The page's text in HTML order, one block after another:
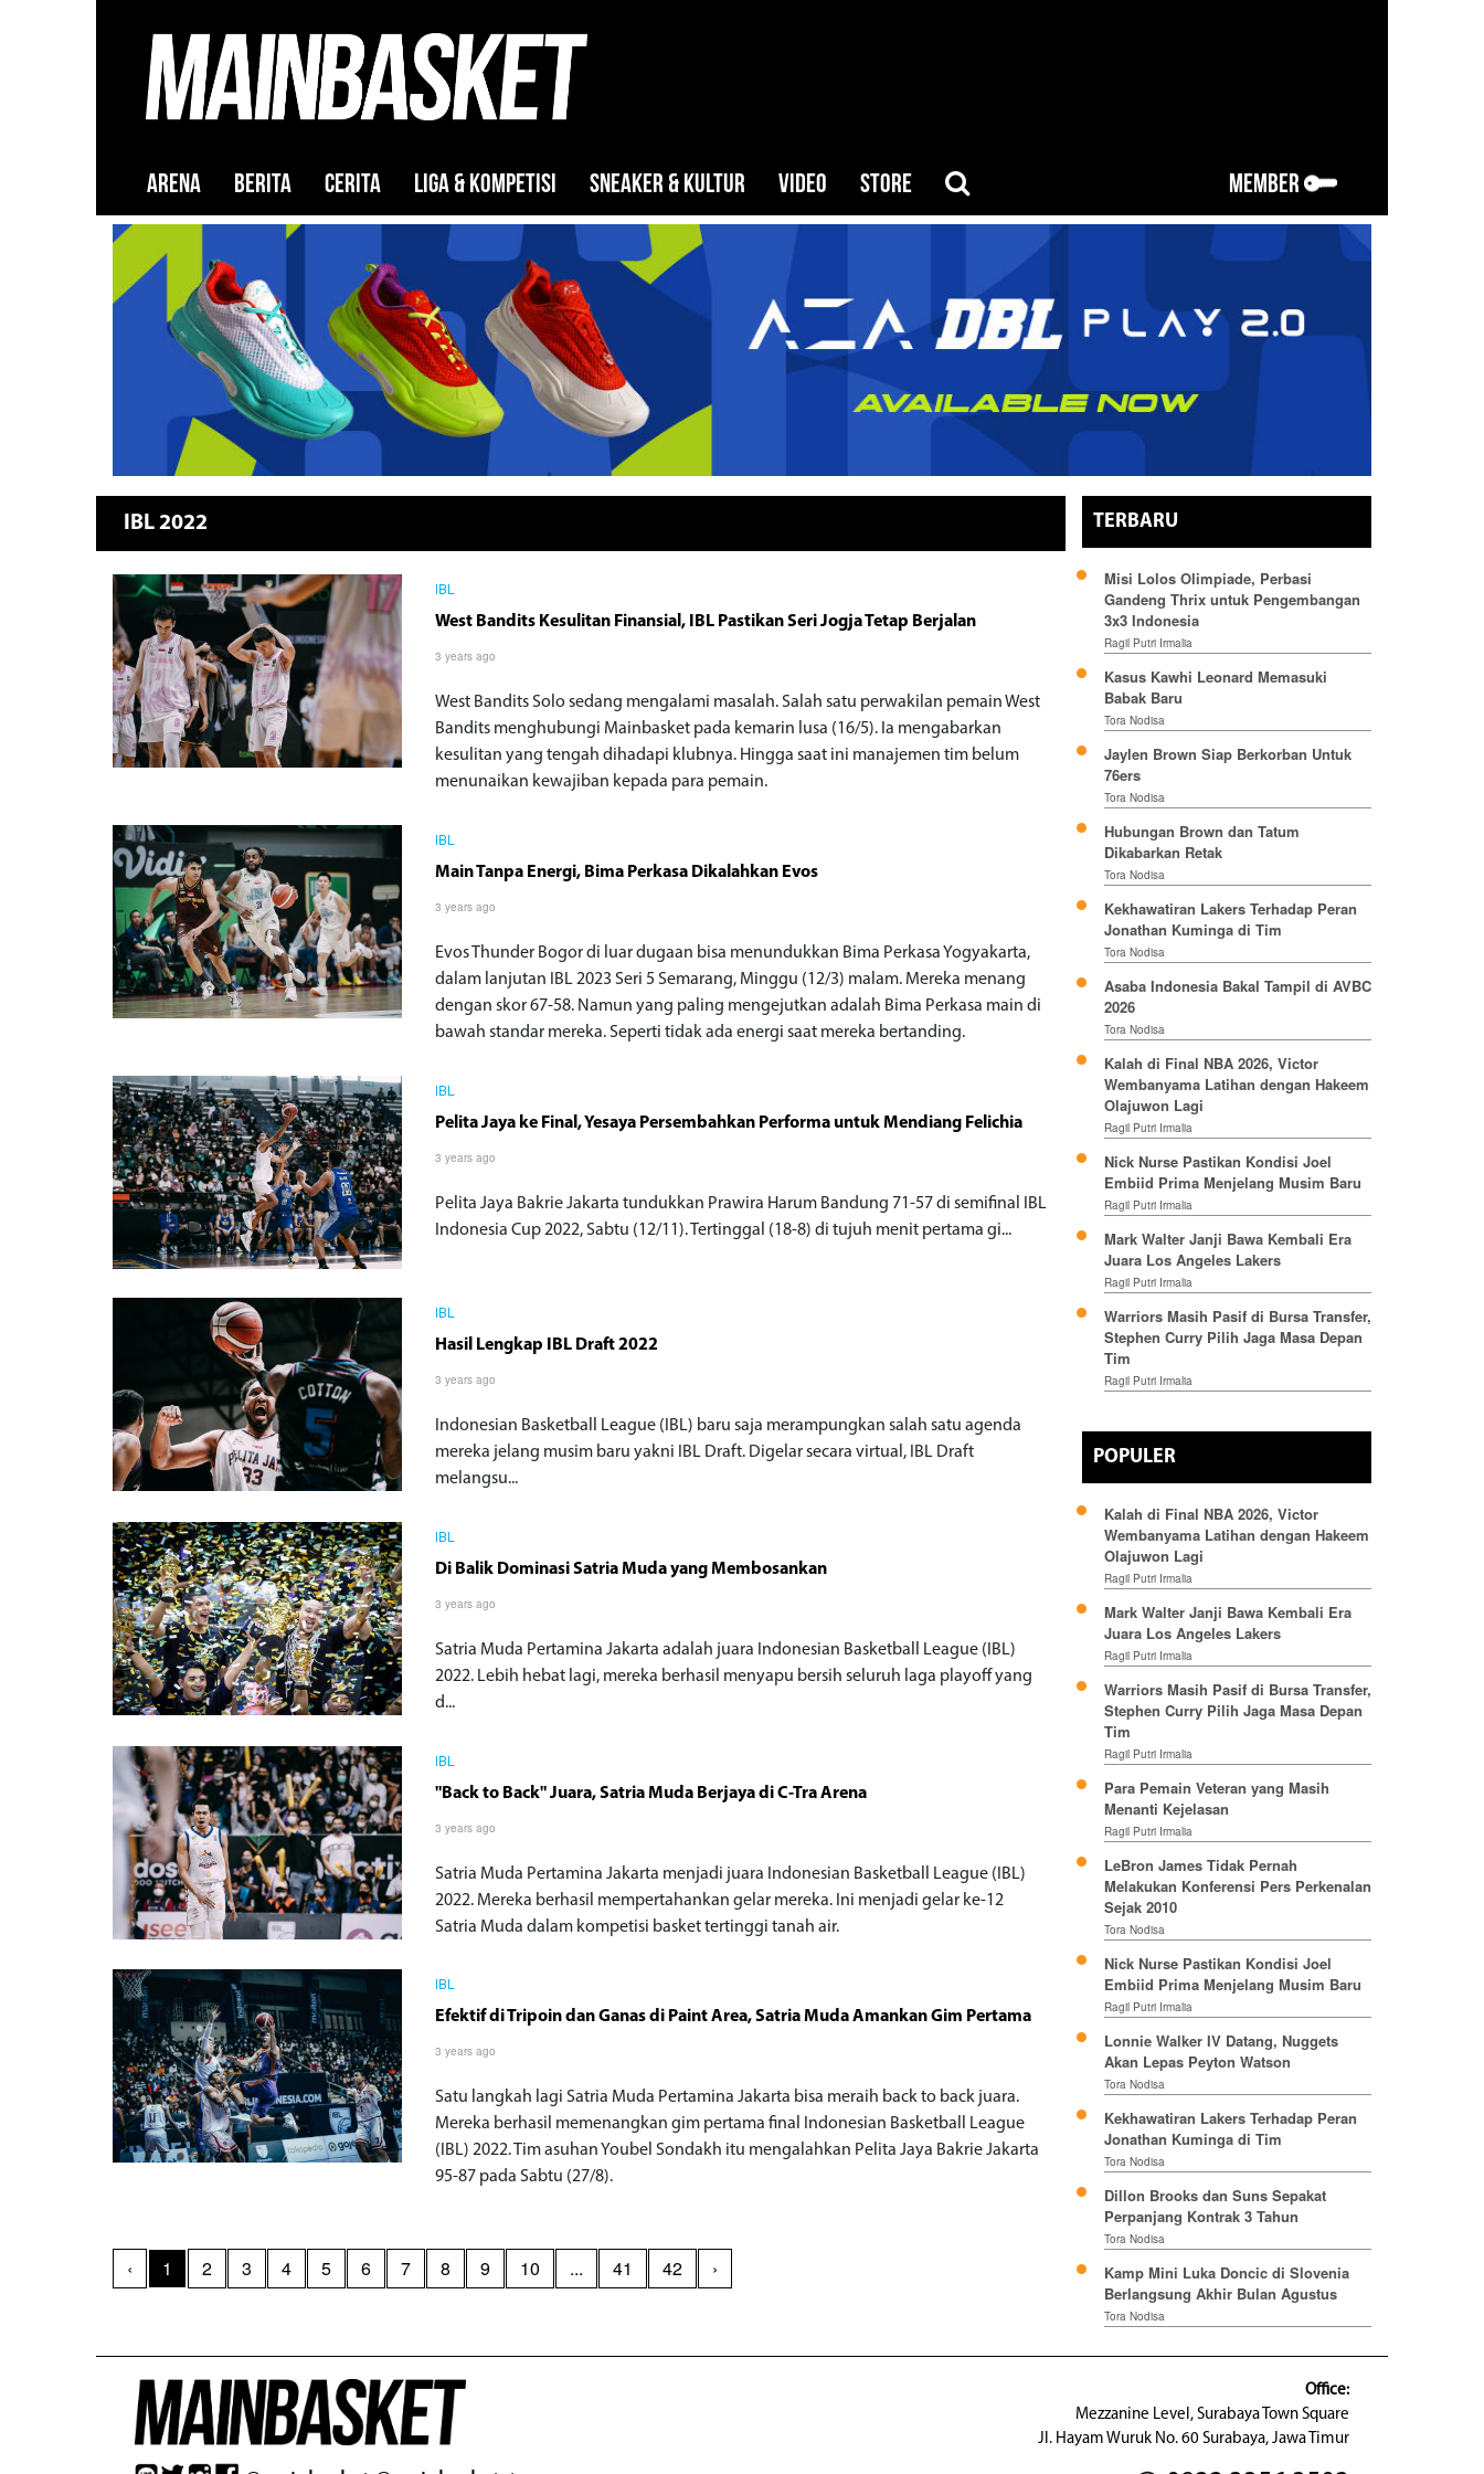
ARENA BERITA CERITA LIGA & KOMPETISI SNEAKER & KULTUR VIDEO STORE MEMBER
IBL 2022
IBL
West Bandits Kesulitan Finansial, IBL Pastikan Seri Jogja Tetap Berjalan
3 years ago
West Bandits Solo sedang mengalami masalah. Salah satu perwakilan pemain West
Bandits menghubungi Mainbasket pada kemarin lusa (16/5). Ia mengabarkan
kesulitan yang tengah dihadapi klubnya. Hingga saat ini manajemen tim belum
menunaikan kewajiban kepada para pemain.
IBL
Main Tanpa Energi, Bima Perkasa Dikalahkan Evos
3 years ago
Evos Thunder Bogor di luar dugaan bisa menundukkan Bima Perkasa Yogyakarta,
dalam lanjutan IBL 2023 Seri 5 Semarang, Minggu (12/3) malam. Mereka menang
dengan skor 67-58. Namun yang paling mengejutkan adalah Bima Perkasa main di
bawah standar mereka. Seperti tidak ada energi saat mereka bertanding.
IBL
Pelita Jaya ke Final, Yesaya Persembahkan Performa untuk Mendiang Felichia
3 years ago
Pelita Jaya Bakrie Jakarta tundukkan Prawira Harum Bandung 71-57 di semifinal IBL
Indonesia Cup 2022, Sabtu (12/11). Tertinggal (18-8) di tujuh menit pertama gi...
IBL
Hasil Lengkap IBL Draft 2022
3 years ago
Indonesian Basketball League (IBL) baru saja merampungkan salah satu agenda
mereka jelang musim baru yakni IBL Draft. Digelar secara virtual, IBL Draft
melangsu...
IBL
Di Balik Dominasi Satria Muda yang Membosankan
3 years ago
Satria Muda Pertamina Jakarta adalah juara Indonesian Basketball League (IBL)
2022. Lebih hebat lagi, mereka berhasil menyapu bersih seluruh laga playoff yang
d...
IBL
"Back to Back" Juara, Satria Muda Berjaya di C-Tra Arena
3 years ago
Satria Muda Pertamina Jakarta menjadi juara Indonesian Basketball League (IBL)
2022. Mereka berhasil mempertahankan gelar mereka. Ini menjadi gelar ke-12
Satria Muda dalam kompetisi basket tertinggi tanah air.
IBL
Efektif di Tripoin dan Ganas di Paint Area, Satria Muda Amankan Gim Pertama
3 years ago
Satu langkah lagi Satria Muda Pertamina Jakarta bisa meraih back to back juara.
Mereka berhasil memenangkan gim pertama final Indonesian Basketball League
(IBL) 2022. Tim asuhan Youbel Sondakh itu mengalahkan Pelita Jaya Bakrie Jakarta
95-87 pada Sabtu (27/8).
‹ 1 2 3 4 5 6 7 8 9 10 ... 41 42 ›
TERBARU
Misi Lolos Olimpiade, Perbasi
Gandeng Thrix untuk Pengembangan
3x3 Indonesia
Ragil Putri Irmalia
Kasus Kawhi Leonard Memasuki
Babak Baru
Tora Nodisa
Jaylen Brown Siap Berkorban Untuk
76ers
Tora Nodisa
Hubungan Brown dan Tatum
Dikabarkan Retak
Tora Nodisa
Kekhawatiran Lakers Terhadap Peran
Jonathan Kuminga di Tim
Tora Nodisa
Asaba Indonesia Bakal Tampil di AVBC
2026
Tora Nodisa
Kalah di Final NBA 2026, Victor
Wembanyama Latihan dengan Hakeem
Olajuwon Lagi
Ragil Putri Irmalia
Nick Nurse Pastikan Kondisi Joel
Embiid Prima Menjelang Musim Baru
Ragil Putri Irmalia
Mark Walter Janji Bawa Kembali Era
Juara Los Angeles Lakers
Ragil Putri Irmalia
Warriors Masih Pasif di Bursa Transfer,
Stephen Curry Pilih Jaga Masa Depan
Tim
Ragil Putri Irmalia
POPULER
Kalah di Final NBA 2026, Victor
Wembanyama Latihan dengan Hakeem
Olajuwon Lagi
Ragil Putri Irmalia
Mark Walter Janji Bawa Kembali Era
Juara Los Angeles Lakers
Ragil Putri Irmalia
Warriors Masih Pasif di Bursa Transfer,
Stephen Curry Pilih Jaga Masa Depan
Tim
Ragil Putri Irmalia
Para Pemain Veteran yang Masih
Menanti Kejelasan
Ragil Putri Irmalia
LeBron James Tidak Pernah
Melakukan Konferensi Pers Perkenalan
Sejak 2010
Tora Nodisa
Nick Nurse Pastikan Kondisi Joel
Embiid Prima Menjelang Musim Baru
Ragil Putri Irmalia
Lonnie Walker IV Datang, Nuggets
Akan Lepas Peyton Watson
Tora Nodisa
Kekhawatiran Lakers Terhadap Peran
Jonathan Kuminga di Tim
Tora Nodisa
Dillon Brooks dan Suns Sepakat
Perpanjang Kontrak 3 Tahun
Tora Nodisa
Kamp Mini Luka Doncic di Slovenia
Berlangsung Akhir Bulan Agustus
Tora Nodisa
Office:
Mezzanine Level, Surabaya Town Square
Jl. Hayam Wuruk No. 60 Surabaya, Jawa Timur